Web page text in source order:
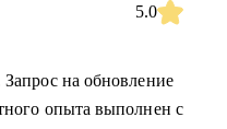
5.0
на обновление
опыта выполнен с